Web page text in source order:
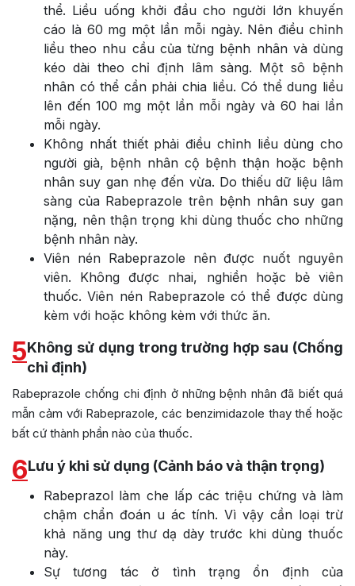
thể. Liều uống khởi đầu cho người lớn khuyến
cáo là 60 mg một lần mỗi ngày. Nên điều chỉnh
liều theo nhu cầu của từng bệnh nhân và dùng
kéo dài theo chỉ định lâm sàng. Một sô bệnh
nhân có thể cần phải chia liều. Có thể dung liều
lên đến 100 mg một lần mỗi ngày và 60 hai lần
mỗi ngày.
Không nhất thiết phải điều chỉnh liều dùng cho
người già, bệnh nhân cộ bệnh thận hoặc bệnh
nhân suy gan nhẹ đến vừa. Do thiếu dữ liệu lâm
sàng của Rabeprazole trên bệnh nhân suy gan
nặng, nên thận trọng khi dùng thuốc cho những
bệnh nhân này.
Viên nén Rabeprazole nên được nuốt nguyên
viên. Không được nhai, nghiền hoặc bẻ viên
thuốc. Viên nén Rabeprazole có thể được dùng
kèm với hoặc không kèm với thức ăn.
5Không sử dụng trong trường hợp sau (Chống
chỉ định)
Rabeprazole chống chi định ở những bệnh nhân đã biết quá
mẫn cảm với Rabeprazole, các benzimidazole thay thế hoặc
bất cứ thành phần nào của thuốc.
6Lưu ý khi sử dụng (Cảnh báo và thận trọng)
Rabeprazol làm che lấp các triệu chứng và làm
chậm chẩn đoán u ác tính. Vì vậy cần loại trừ
khả năng ung thư dạ dày trước khi dùng thuốc
này.
Sự tương tác ở tình trạng ổn định của